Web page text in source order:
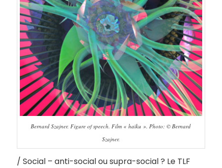
Bernard Szajner. Figure of speech. Film « haïku ». Photo: © Bernard
Szajner.
/ Social – anti-social ou supra-social ? Le TLF